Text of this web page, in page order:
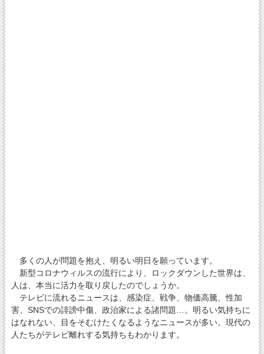
多くの人が問題を抱え、明るい明日を願っています。
新型コロナウィルスの流行により、ロックダウンした世界は、
人は、本当に活力を取り戻したのでしょうか。
テレビに流れるニュースは、感染症、戦争、物価高騰、性加
害、SNSでの誹謗中傷、政治家による諸問題…。明るい気持ちに
はなれない、目をそむけたくなるようなニュースが多い。現代の
人たちがテレビ離れする気持ちもわかります。